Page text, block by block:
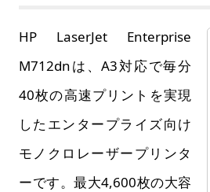
HP LaserJet Enterprise
M712dnは、A3対応で毎分
40枚の高速プリントを実現
したエンタープライズ向け
モノクロレーザープリンタ
ーです。最大4,600枚の大容